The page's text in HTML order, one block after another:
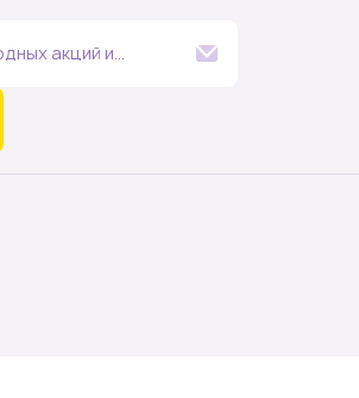
акций и